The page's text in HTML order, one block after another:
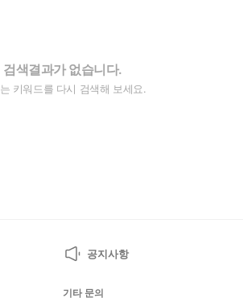
검색결과가 없습니다.
키워드를 다시 검색해 보세요.
공지사항
기타 문의